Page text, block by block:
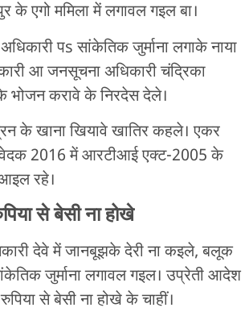
के एगो ममिला में लगावल गइल बा।
पs सांकेतिक जुर्माना लगाके नाया
आ जनसूचना अधिकारी चंद्रिका
भोजन करावे के निरदेस देले।
के खाना खियावे खातिर कहले। एकर
2016 में आरटीआई एक्ट-2005 के
रहे।
से बेसी ना होखे
देवे में जानबूझके देरी ना कइले, बलूक
जुर्माना लगावल गइल। उप्रेती आदेश
से बेसी ना होखे के चाहीं।